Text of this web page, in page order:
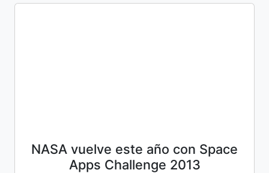
NASA vuelve este año con Space
Apps Challenge 2013